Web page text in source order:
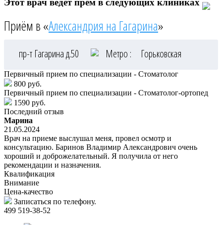
Приём в «Александрия на Гагарина»
пр-т Гагарина д.50 Метро : Горьковская
Первичный прием по специализации - Стоматолог
800 руб.
Первичный прием по специализации - Стоматолог-ортопед
1590 руб.
Последний отзыв
Марина
21.05.2024
Врач на приеме выслушал меня, провел осмотр и
консультацию. Баринов Владимир Александрович очень
хороший и доброжелательный. Я получила от него
рекомендации и назначения.
Квалификация
Внимание
Цена-качество
Записаться по телефону.
499 519-38-52